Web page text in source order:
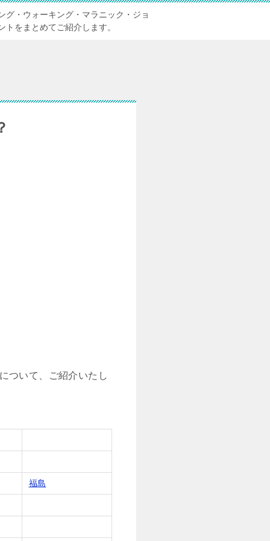
グ・ウォーキング・マラニック・ジョ
をまとめてご紹介します。
ついて、ご紹介いたし
福島